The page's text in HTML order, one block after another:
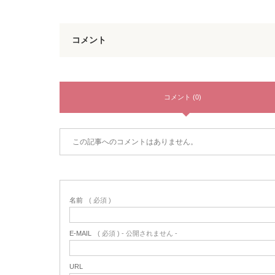
コメント
コメント (0)
この記事へのコメントはありません。
名前 ( 必須 )
E-MAIL ( 必須 ) - 公開されません -
URL